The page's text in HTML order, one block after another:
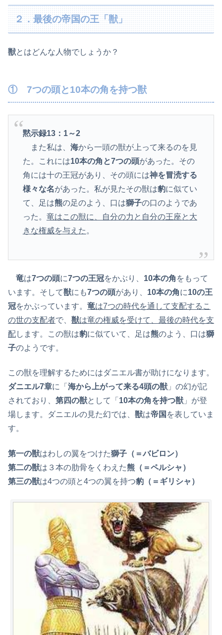
２．最後の帝国の王「獣」
獣とはどんな人物でしょうか？
① 7つの頭と10本の角を持つ獣
黙示録13：1～2
また私は、 海から一頭の獣が上って来るのを見
た。これには10本の角と7つの頭があった。その
角には十の王冠があり、その頭には神を冒涜する
様々な名があった。私が見たその獣は豹に似てい
て、足は熊の足のよう、口は獅子の口のようであ
った。 竜はこの獣に、自分の力と自分の王座と大
きな権威を与えた 。
竜は7つの頭に7つの王冠をかぶり、 10本の角 をもって
います。そして獣にも7つの頭があり、 10本の角に10の王
冠をかぶっています。 竜は7つの時代を通して支配するこ
の世の支配者で、 獣は竜の権威を受けて、最後の時代を支
配します。この獣は豹に似ていて、足は熊のよう、口は獅
子のようです。
この獣を理解するためにはダニエル書が助けになります。
ダニエル7章に「 海から上がって来る4頭の獣 」の幻が記
されており、 第四の獣として「 10本の角を持つ獣 」が登
場します。ダニエルの見た幻では、 獣は帝国 を表していま
す。
第一の獣はわしの翼をつけた獅子（＝バビロン）
第二の獣は３本の肋骨をくわえた熊（＝ペルシャ）
第三の獣は4つの頭と4つの翼を持つ豹（＝ギリシャ）